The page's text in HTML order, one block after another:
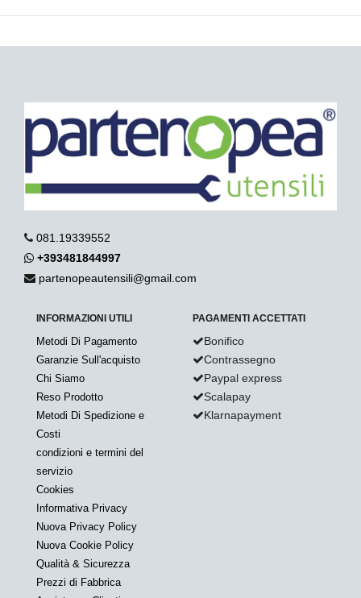
081.19339552
+393481844997
partenopeautensili@gmail.com
INFORMAZIONI UTILI
Metodi Di Pagamento
Garanzie Sull'acquisto
Chi Siamo
Reso Prodotto
Metodi Di Spedizione e
Costi
condizioni e termini del
servizio
Cookies
Informativa Privacy
Nuova Privacy Policy
Nuova Cookie Policy
Qualità & Sicurezza
Prezzi di Fabbrica
PAGAMENTI ACCETTATI
Bonifico
Contrassegno
Paypal express
Scalapay
Klarnapayment